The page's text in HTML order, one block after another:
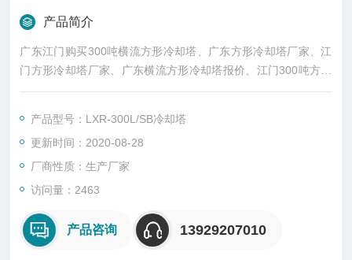
产品简介
广东江门购买300吨横流方形冷却塔、广东方形冷却塔厂家、江
门方形冷却塔厂家、广东横流方形冷却塔报价、江门300吨方形
冷却塔厂家生产，厂价直销，现场组装调试，冷却塔保修两年
产品型号：LXR-300L/SB冷却塔
更新时间：2020-08-28
厂商性质：生产厂家
访问量：2463
产品咨询 13929207010